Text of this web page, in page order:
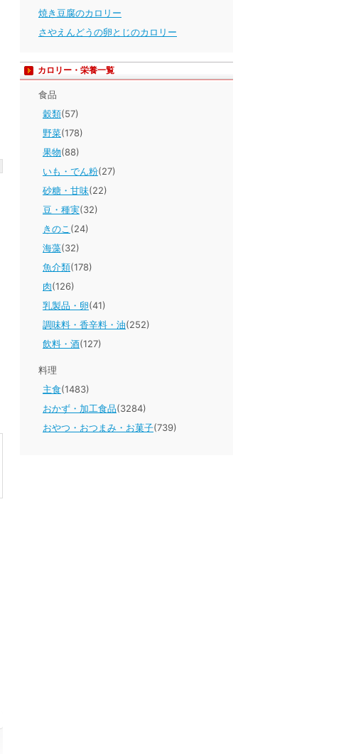
焼き豆腐のカロリー
さやえんどうの卵とじのカロリー
カロリー・栄養一覧
食品
穀類(57)
野菜(178)
果物(88)
いも・でん粉(27)
砂糖・甘味(22)
豆・種実(32)
きのこ (24)
海藻(32)
魚介類(178)
肉(126)
乳製品・卵(41)
調味料・香辛料・油(252)
飲料・酒(127)
料理
主食(1483)
おかず・加工食品(3284)
おやつ・おつまみ・お菓子(739)